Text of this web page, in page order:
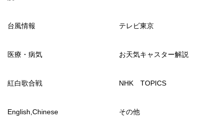
台風情報 テレビ東京
医療・病気 お天気キャスター解説
紅白歌合戦 NHK TOPICS
English,Chinese その他